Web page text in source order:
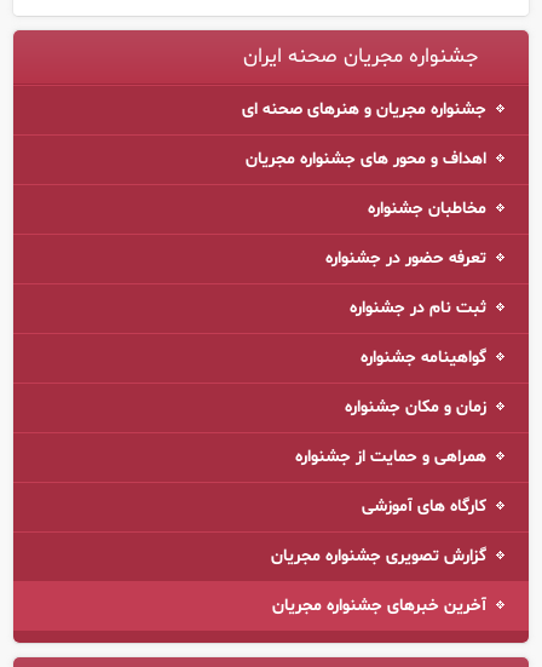
جشنواره مجریان صحنه ایران
جشنواره مجریان و هنرهای صحنه ای
اهداف و محور های جشنواره مجریان
مخاطبان جشنواره
تعرفه حضور در جشنواره
ثبت نام در جشنواره
گواهینامه جشنواره
زمان و مکان جشنواره
همراهی و حمایت از جشنواره
کارگاه های آموزشی
گزارش تصویری جشنواره مجریان
آخرین خبرهای جشنواره مجریان